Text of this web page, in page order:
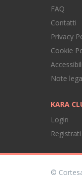
FAQ
Contatti
Privacy
Cookie
Note
KARA
Login
©